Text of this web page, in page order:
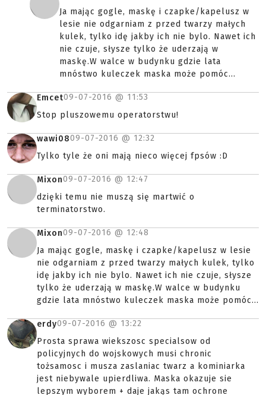
Ja mając gogle, maskę i czapke/kapelusz w
lesie nie odgarniam z przed twarzy małych
kulek, tylko idę jakby ich nie bylo. Nawet ich
nie czuje, słysze tylko że uderzają w
maskę.W walce w budynku gdzie lata
mnóstwo kuleczek maska może pomóc...
Emcet09-07-2016 @ 11:53
Stop pluszowemu operatorstwu!
wawi0809-07-2016 @ 12:32
Tylko tyle że oni mają nieco więcej fpsów :D
Mixon09-07-2016 @ 12:47
dzięki temu nie muszą się martwić o
terminatorstwo.
Mixon09-07-2016 @ 12:48
Ja mając gogle, maskę i czapke/kapelusz w lesie
nie odgarniam z przed twarzy małych kulek, tylko
idę jakby ich nie bylo. Nawet ich nie czuje, słysze
tylko że uderzają w maskę.W walce w budynku
gdzie lata mnóstwo kuleczek maska może pomóc...
erdy09-07-2016 @ 13:22
Prosta sprawa wiekszosc specialsow od
policyjnych do wojskowych musi chronic
tożsamosc i musza zaslaniac twarz a kominiarka
jest niebywale upierdliwa. Maska okazuje sie
lepszym wyborem + daje jakąs tam ochrone